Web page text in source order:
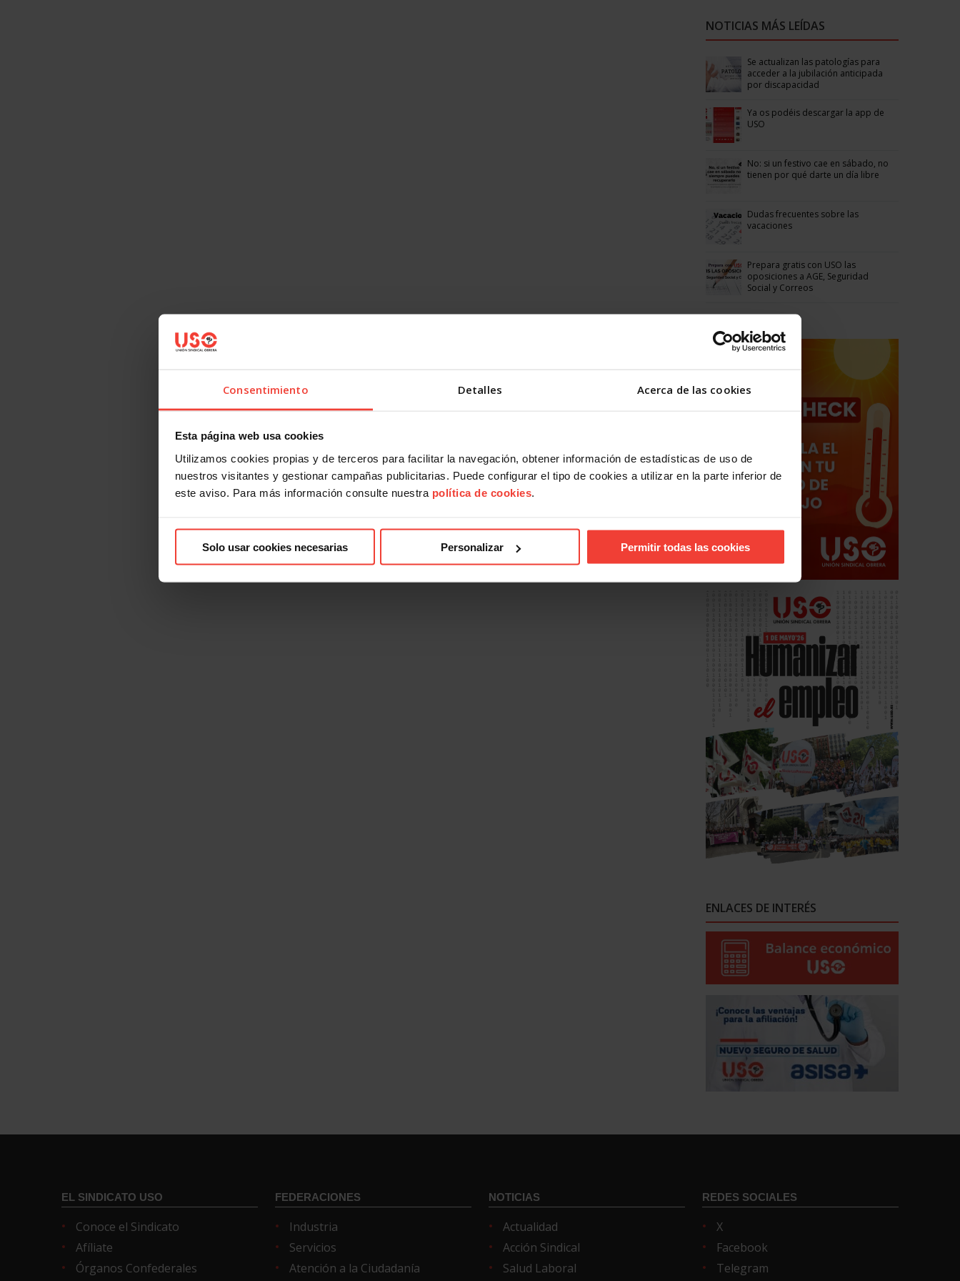
Consentimiento Detalles Acerca de las cookies
Esta página web usa cookies
Utilizamos cookies propias y de terceros para facilitar la navegación, obtener información de estadísticas de uso de
nuestros visitantes y gestionar campañas publicitarias. Puede configurar el tipo de cookies a utilizar en la parte inferior de
este aviso. Para más información consulte nuestra política de cookies.
Solo usar cookies necesarias Personalizar Permitir todas las cookies
NOTICIAS MÁS LEÍDAS
Se actualizan las patologías para
acceder a la jubilación anticipada
por discapacidad
Ya os podéis descargar la app de
USO
No: si un festivo cae en sábado, no
tienen por qué darte un día libre
Dudas frecuentes sobre las
vacaciones
Prepara gratis con USO las
oposiciones a AGE, Seguridad
Social y Correos
ENLACES DE INTERÉS
EL SINDICATO USO
Conoce el Sindicato
Afíliate
Órganos Confederales
FEDERACIONES
Industria
Servicios
Atención a la Ciudadanía
NOTICIAS
Actualidad
Acción Sindical
Salud Laboral
REDES SOCIALES
X
Facebook
Telegram